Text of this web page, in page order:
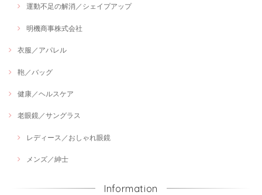
運動不足の解消／シェイプアップ
明機商事株式会社
衣服／アパレル
鞄／バッグ
健康／ヘルスケア
老眼鏡／サングラス
レディース／おしゃれ眼鏡
メンズ／紳士
Information